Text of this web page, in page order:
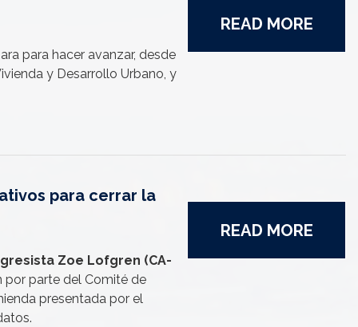
para hacer avanzar, desde
y Desarrollo Urbano, y
READ MORE
para cerrar la
Zoe Lofgren (CA-
parte del Comité de
presentada por el
READ MORE